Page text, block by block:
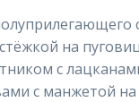
на
с
с манжетой на